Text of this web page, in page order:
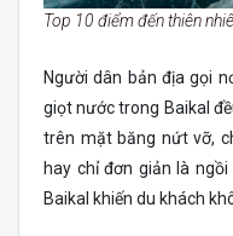
Top 10 điểm đến thiên
Người dân bản địa gọi
giọt nước trong Baikal
trên mặt băng nứt vỡ,
hay chỉ đơn giản là
Baikal khiến du khách